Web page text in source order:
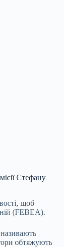
Стефану
щоб
(FEBEA).
називають
обтяжують